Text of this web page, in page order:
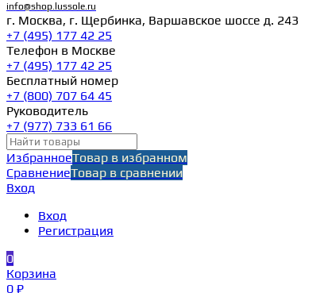
info@shop.lussole.ru
г. Москва, г. Щербинка, Варшавское шоссе д. 243
+7 (495) 177 42 25
Телефон в Москве
+7 (495) 177 42 25
Бесплатный номер
+7 (800) 707 64 45
Руководитель
+7 (977) 733 61 66
ИзбранноеТовар в избранном
СравнениеТовар в сравнении
Вход
Вход
Регистрация
0
Корзина
0 ₽